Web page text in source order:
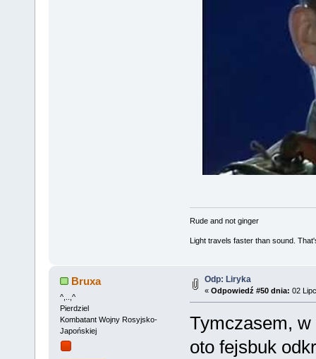
Rude and not ginger
Light travels faster than sound.
Bruxa
^,..,^
Pierdziel
Kombatant Wojny Rosyjsko-
Japońskiej
Odp: Liryka
« Odpowiedź #50 dnia: 02
Tymczasem,
oto fejsbuk